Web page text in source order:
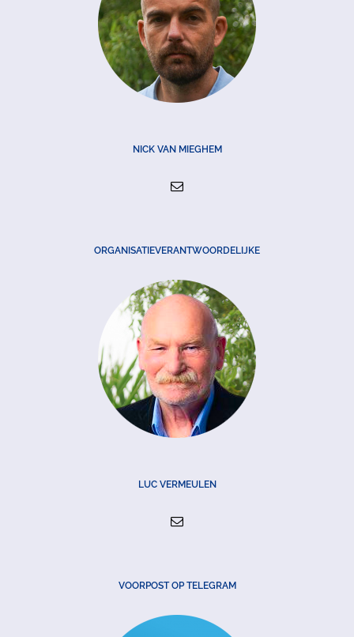
NICK VAN MIEGHEM
ORGANISATIEVERANTWOORDELIJKE
LUC VERMEULEN
VOORPOST OP TELEGRAM